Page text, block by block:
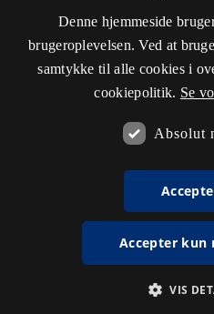
Denne hjemmeside
brugeroplevelsen. Ved at
samtykke til alle cookies i
cookiepolitik. Se
Absolut
Accepter kun
VIS